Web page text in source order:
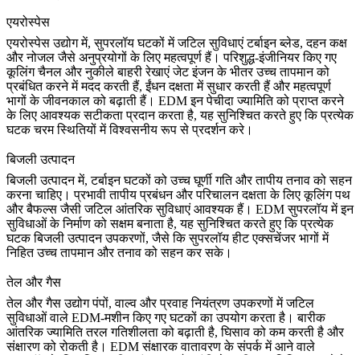
एयरोस्पेस
एयरोस्पेस उद्योगमें, सुपरलॉय घटकों में जटिल सुविधाएंटर्बाइन ब्लेड, दहन कक्ष
और नोजल जैसे अनुप्रयोगों के लिए महत्वपूर्ण हैं। परिशुद्ध-इंजीनियर किए गए
कूलिंग चैनल और नुकीले बाहरी रेखाएं जेट इंजन के भीतर उच्च तापमान को
प्रबंधित करने में मदद करती हैं, ईंधन दक्षता में सुधार करती हैं और महत्वपूर्ण
भागों के जीवनकाल को बढ़ाती हैं। EDM इन पेचीदा ज्यामिति को प्राप्त करने
के लिए आवश्यक सटीकता प्रदान करता है, यह सुनिश्चित करते हुए कि प्रत्येक
घटक चरम स्थितियों में विश्वसनीय रूप से प्रदर्शन करे।
बिजली उत्पादन
बिजली उत्पादनमें, टर्बाइन घटकों को उच्च घूर्णी गति और तापीय तनाव को सहन
करना चाहिए। प्रभावी तापीय प्रबंधन और परिचालन दक्षता के लिए कूलिंग पथ
और बैफल्स जैसी जटिल आंतरिक सुविधाएं आवश्यक हैं। EDM सुपरलॉय में इन
सुविधाओं के निर्माण को सक्षम बनाता है, यह सुनिश्चित करते हुए कि प्रत्येक
घटक बिजली उत्पादन उपकरणों, जैसे किसुपरलॉय हीट एक्सचेंजर भागोंमें
निहित उच्च तापमान और तनाव को सहन कर सके।
तेल और गैस
तेल और गैस उद्योगपंपों, वाल्व और प्रवाह नियंत्रण उपकरणों में जटिल
सुविधाओं वाले EDM-मशीन किए गए घटकों का उपयोग करता है। बारीक
आंतरिक ज्यामिति तरल गतिशीलता को बढ़ाती है, घिसाव को कम करती है और
संक्षारण को रोकती है। EDM संक्षारक वातावरण के संपर्क में आने वाले